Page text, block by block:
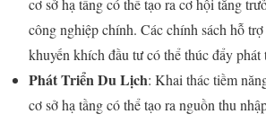
cơ sở hạ tầng có thể tạo ra cơ hội tăng
công nghiệp chính. Các chính sách hỗ
khuyến khích đầu tư có thể thúc đẩy phát
Phát Triển Du Lịch: Khai thác tiềm
cơ sở hạ tầng có thể tạo ra nguồn thu